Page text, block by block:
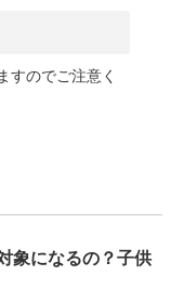
すのでご注意く
象になるの？子供